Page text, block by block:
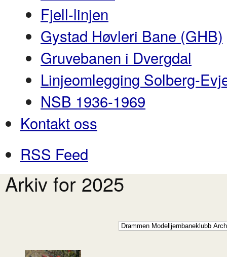
Fjell-linjen
Gystad Høvleri Bane (GHB)
Gruvebanen i Dvergdal
Linjeomlegging Solberg-
NSB 1936-1969
Kontakt oss
RSS Feed
Arkiv for 2025